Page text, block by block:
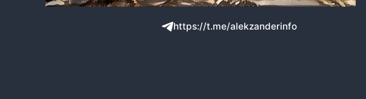
https://t.me/alekzanderinfo